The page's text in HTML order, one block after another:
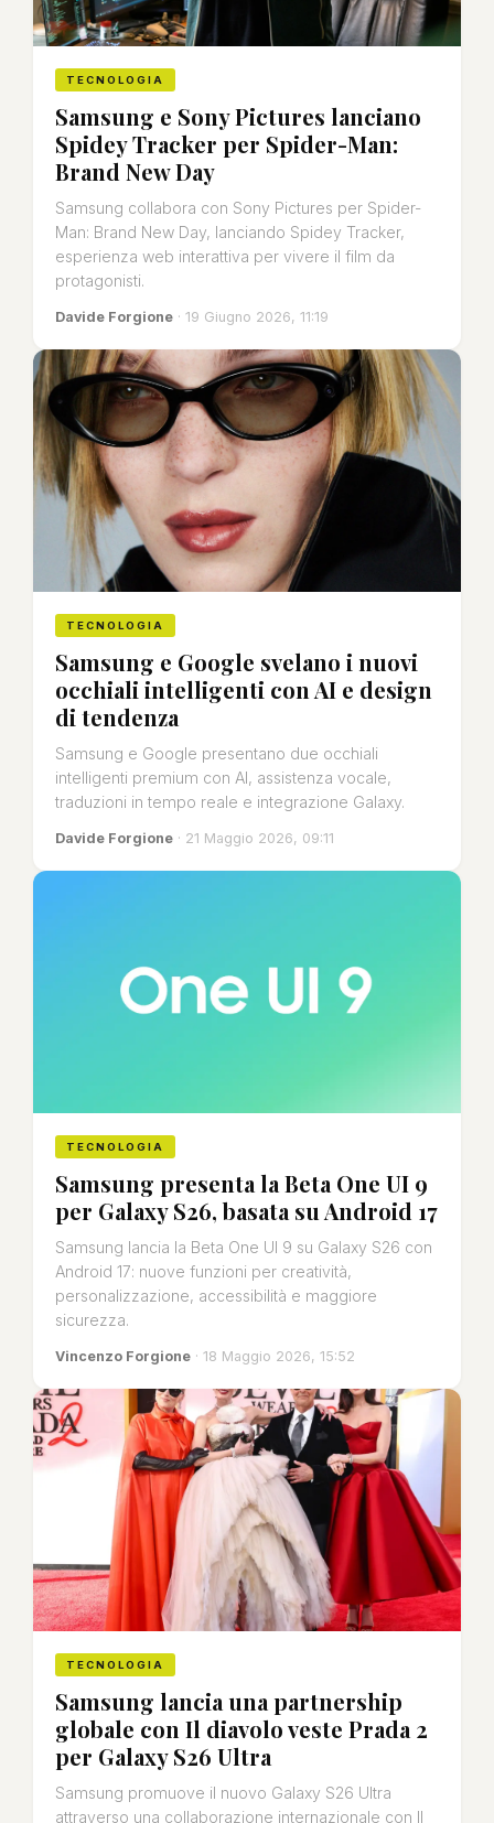
TECNOLOGIA
Samsung e Sony Pictures lanciano
Spidey Tracker per Spider-Man:
Brand New Day
Samsung collabora con Sony Pictures per Spider-
Man: Brand New Day, lanciando Spidey Tracker,
esperienza web interattiva per vivere il film da
protagonisti.
Davide Forgione · 19 Giugno 2026, 11:19
TECNOLOGIA
Samsung e Google svelano i nuovi
occhiali intelligenti con AI e design
di tendenza
Samsung e Google presentano due occhiali
intelligenti premium con AI, assistenza vocale,
traduzioni in tempo reale e integrazione Galaxy.
Davide Forgione · 21 Maggio 2026, 09:11
TECNOLOGIA
Samsung presenta la Beta One UI 9
per Galaxy S26, basata su Android 17
Samsung lancia la Beta One UI 9 su Galaxy S26 con
Android 17: nuove funzioni per creatività,
personalizzazione, accessibilità e maggiore
sicurezza.
Vincenzo Forgione · 18 Maggio 2026, 15:52
TECNOLOGIA
Samsung lancia una partnership
globale con Il diavolo veste Prada 2
per Galaxy S26 Ultra
Samsung promuove il nuovo Galaxy S26 Ultra
attraverso una collaborazione internazionale con Il